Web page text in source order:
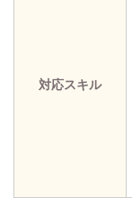
対応スキル